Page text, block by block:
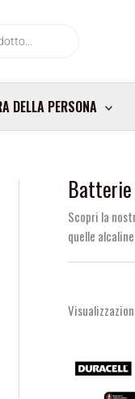
DELLA PERSONA
Scopri la
quelle